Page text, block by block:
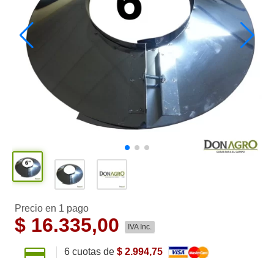
Precio en 1 pago
$ 16.335,00 IVA Inc.
6cuotas de $ 2.994,75